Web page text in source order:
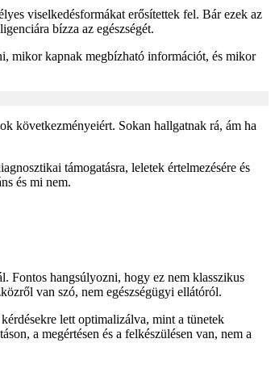
viselkedésformákat erősítettek fel. Bár ezek az
bízza az egészségét.
mikor kapnak megbízható információt, és mikor
következményeiért. Sokan hallgatnak rá, ám ha
támogatásra, leletek értelmezésére és
és mi nem.
Fontos hangsúlyozni, hogy ez nem klasszikus
van szó, nem egészségügyi ellátóról.
lett optimalizálva, mint a tünetek
a megértésen és a felkészülésen van, nem a